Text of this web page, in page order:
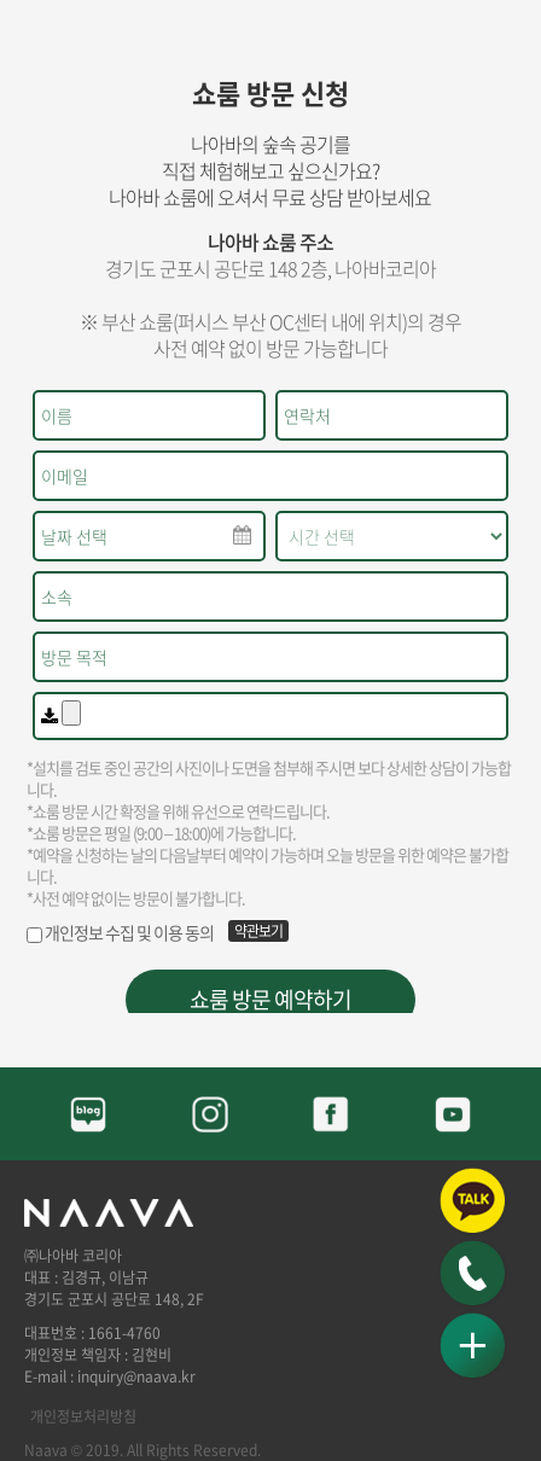
쇼룸 방문 신청
나아바의 숲속 공기를
직접 체험해보고 싶으신가요?
나아바 쇼룸에 오셔서 무료 상담 받아보세요
나아바 쇼룸 주소
경기도 군포시 공단로 148 2층, 나아바코리아
※ 부산 쇼룸(퍼시스 부산 OC센터 내에 위치)의 경우
사전 예약 없이 방문 가능합니다
㈜나아바 코리아
대표 : 김경규, 이남규
경기도 군포시 공단로 148, 2F
대표번호 : 1661-4760
개인정보 책임자 : 김현비
E-mail : inquiry@naava.kr
개인정보처리방침
Naava © 2019. All Rights Reserved.